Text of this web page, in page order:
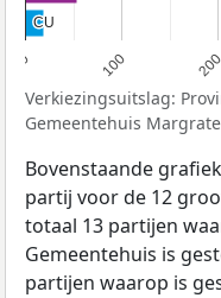
0 100 200
CU
CU
Verkiezingsuitslag:
Gemeentehuis
Bovenstaande
partij voor de 12
totaal 13 partijen
Gemeentehuis is
partijen waarop is